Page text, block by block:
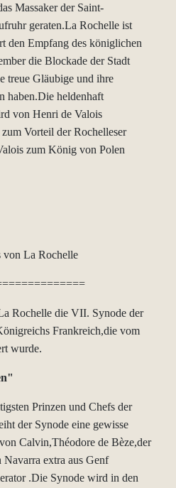
Massaker der Saint-
geraten.La Rochelle ist
den Empfang des königlichen
die Blockade der Stadt
treue Gläubige und ihre
haben.Die heldenhaft
von Henri de Valois
Vorteil der Rochelleser
zum König von Polen
von La Rochelle
Rochelle die VII. Synode der
Frankreich,die vom
wurde.
Prinzen und Chefs der
der Synode eine gewisse
Calvin,Théodore de Bèze,der
extra aus Genf
.Die Synode wird in den